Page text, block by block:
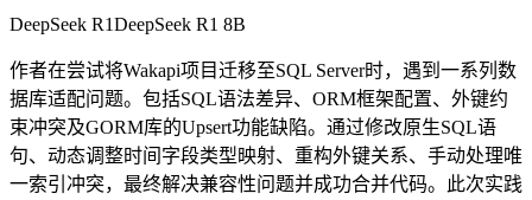
DeepSeek R1DeepSeek R1 8B
作者在尝试将Wakapi项目迁移至SQL Server时，遇到一系列数
据库适配问题。包括SQL语法差异、ORM框架配置、外键约
束冲突及GORM库的Upsert功能缺陷。通过修改原生SQL语
句、动态调整时间字段类型映射、重构外键关系、手动处理唯
一索引冲突，最终解决兼容性问题并成功合并代码。此次实践